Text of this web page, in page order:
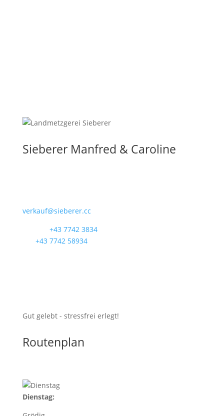
Sieberer Manfred & Caroline
verkauf@sieberer.cc
+43 7742 3834
+43 7742 58934
Gut gelebt - stressfrei erlegt!
Routenplan
Dienstag: